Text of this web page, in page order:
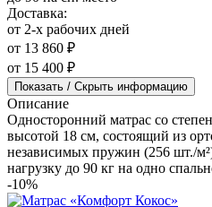
Доставка:
от 2-х рабочих дней
от 13 860 ₽
от 15 400 ₽
Показать / Скрыть информацию
Описание
Односторонний матрас со
высотой 18 см, состоящий из
независимых пружин (256 шт./
нагрузку до 90 кг на одно
-10%